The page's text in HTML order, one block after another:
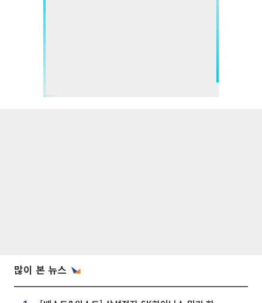
많이 본 뉴스